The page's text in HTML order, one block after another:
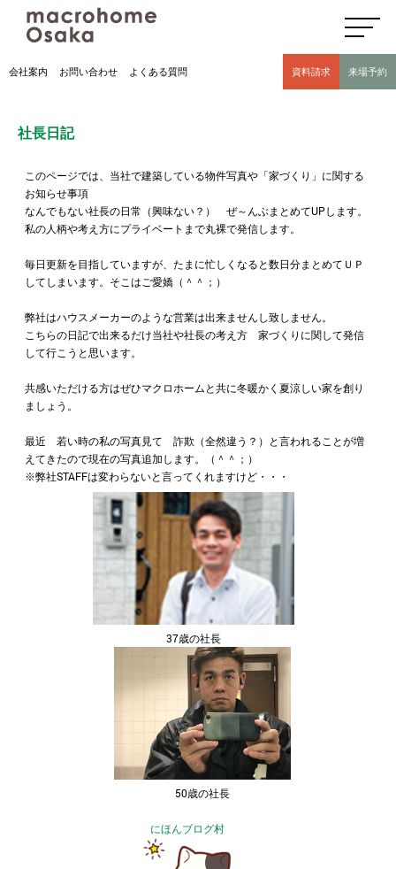
高気密高断熱住宅のマクロホーム大阪の社長日記(豊中市 モデルハウス有)
会社案内 お問い合わせ よくある質問 資料請求 来場予約
社長日記
このページでは、当社で建築している物件写真や「家づくり」に関する
お知らせ事項
なんでもない社長の日常（興味ない？） ぜ～んぶまとめてUPします。
私の人柄や考え方にプライベートまで丸裸で発信します。
毎日更新を目指していますが、たまに忙しくなると数日分まとめてＵＰ
してしまいます。そこはご愛嬌（＾＾；）
弊社はハウスメーカーのような営業は出来ませんし致しません。
こちらの日記で出来るだけ当社や社長の考え方 家づくりに関して発信
して行こうと思います。
共感いただける方はぜひマクロホームと共に冬暖かく夏涼しい家を創り
ましょう。
最近 若い時の私の写真見て 詐欺（全然違う？）と言われることが増
えてきたので現在の写真追加します。（＾＾；）
※弊社STAFFは変わらないと言ってくれますけど・・・
37歳の社長
50歳の社長
にほんブログ村